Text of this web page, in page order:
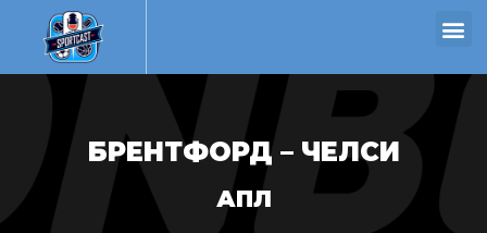
БРЕНТФОРД – ЧЕЛСИ
АПЛ